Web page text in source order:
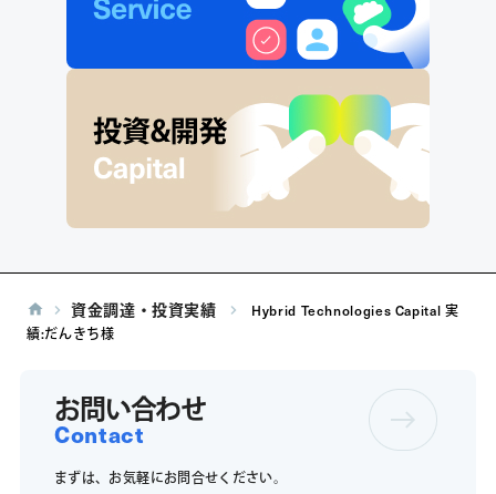
資金調達・投資実績
Hybrid Technologies Capital 実
績:だんきち様
お問い合わせ
Contact
まずは、お気軽にお問合せください。